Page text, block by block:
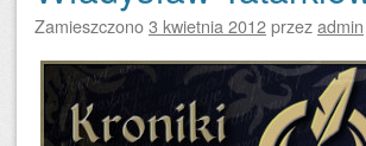
Zamieszczono3 kwietnia 2012przezadmin